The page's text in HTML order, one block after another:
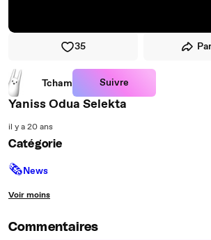
35
Tcham Suivre
Yaniss Odua Selekta
il y a 20 ans
Catégorie
🗞News
Voir moins
Commentaires